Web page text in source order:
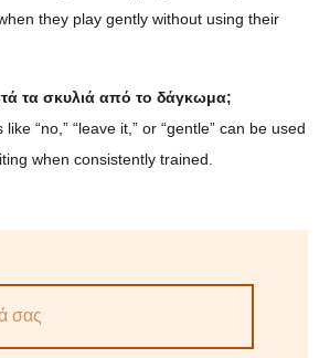
they play gently without using their
τα σκυλιά από το δάγκωμα;
“no,” “leave it,” or “gentle” can be used
when consistently trained.